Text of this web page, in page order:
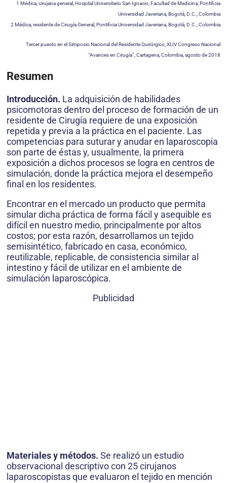
1 Médica, cirujana general, Hospital Universitario San Ignacio, Facultad de Medicina, Pontificia
Universidad Javeriana, Bogotá, D.C., Colombia
2 Médica, residente de Cirugía General, Pontificia Universidad Javeriana, Bogotá, D.C., Colombia
Tercer puesto en el Simposio Nacional del Residente Quirúrgico, XLIV Congreso Nacional
“Avances en Cirugía”, Cartagena, Colombia, agosto de 2018
Resumen
Introducción. La adquisición de habilidades
psicomotoras dentro del proceso de formación de un
residente de Cirugía requiere de una exposición
repetida y previa a la práctica en el paciente. Las
competencias para suturar y anudar en laparoscopia
son parte de éstas y, usualmente, la primera
exposición a dichos procesos se logra en centros de
simulación, donde la práctica mejora el desempeño
final en los residentes.
Encontrar en el mercado un producto que permita
simular dicha práctica de forma fácil y asequible es
difícil en nuestro medio, principalmente por altos
costos; por esta razón, desarrollamos un tejido
semisintético, fabricado en casa, económico,
reutilizable, replicable, de consistencia similar al
intestino y fácil de utilizar en el ambiente de
simulación laparoscópica.
Publicidad
Materiales y métodos. Se realizó un estudio
observacional descriptivo con 25 cirujanos
laparoscopistas que evaluaron el tejido en mención